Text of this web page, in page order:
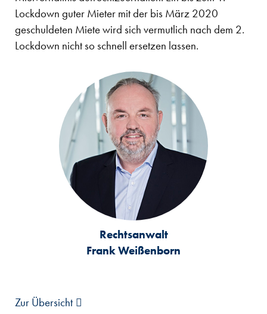
Lockdown guter Mieter mit der bis März 2020
geschuldeten Miete wird sich vermutlich nach dem 2.
Lockdown nicht so schnell ersetzen lassen.
Rechtsanwalt
Frank Weißenborn
Zur Übersicht